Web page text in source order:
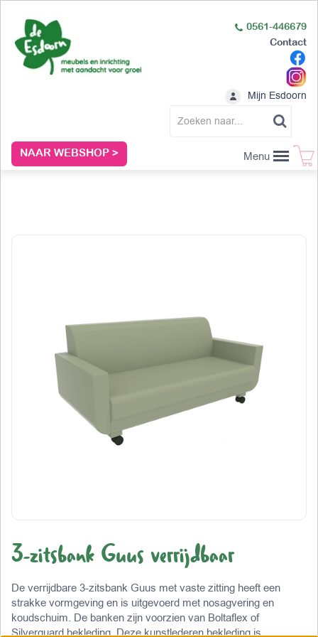
NAAR WEBSHOP >
0561-446679
Contact
Mijn Esdoorn
Menu
3-zitsbank Guus verrijdbaar
De verrijdbare 3-zitsbank Guus met vaste zitting heeft een
strakke vormgeving en is uitgevoerd met nosagvering en
koudschuim. De banken zijn voorzien van Boltaflex of
Silverguard bekleding. Deze kunstlederen bekleding is